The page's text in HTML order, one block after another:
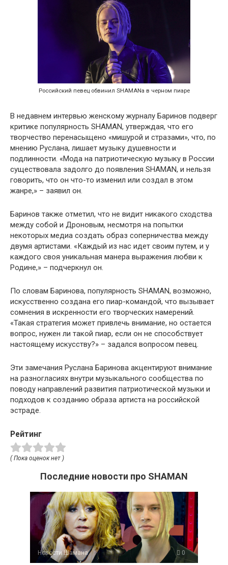
Российский певец обвинил SHAMANа в черном пиаре
В недавнем интервью женскому журналу Баринов подверг
критике популярность SHAMAN, утверждая, что его
творчество перенасыщено «мишурой и стразами», что, по
мнению Руслана, лишает музыку душевности и
подлинности. «Мода на патриотическую музыку в России
существовала задолго до появления SHAMAN, и нельзя
говорить, что он что-то изменил или создал в этом
жанре,» – заявил он.
Баринов также отметил, что не видит никакого сходства
между собой и Дроновым, несмотря на попытки
некоторых медиа создать образ соперничества между
двумя артистами. «Каждый из нас идет своим путем, и у
каждого своя уникальная манера выражения любви к
Родине,» – подчеркнул он.
По словам Баринова, популярность SHAMAN, возможно,
искусственно создана его пиар-командой, что вызывает
сомнения в искренности его творческих намерений.
«Такая стратегия может привлечь внимание, но остается
вопрос, нужен ли такой пиар, если он не способствует
настоящему искусству?» – задался вопросом певец.
Эти замечания Руслана Баринова акцентируют внимание
на разногласиях внутри музыкального сообщества по
поводу направлений развития патриотической музыки и
подходов к созданию образа артиста на российской
эстраде.
Рейтинг
( Пока оценок нет )
Последние новости про SHAMAN
Новости Шамана 0